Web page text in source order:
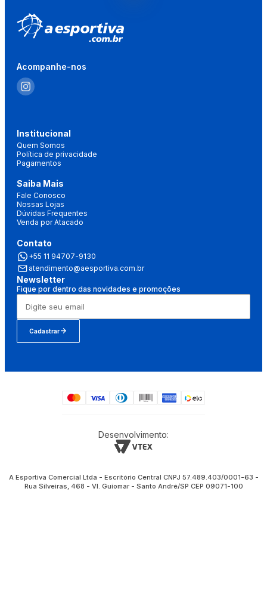
Acompanhe-nos
Institucional
Quem Somos
Política de privacidade
Pagamentos
Saiba Mais
Fale Conosco
Nossas Lojas
Dúvidas Frequentes
Venda por Atacado
Contato
+55 11 94707-9130
atendimento@aesportiva.com.br
Newsletter
Fique por dentro das novidades e promoções
Cadastrar
Desenvolvimento:
A Esportiva Comercial Ltda - Escritório Central CNPJ 57.489.403/0001-63 -
Rua Silveiras, 468 - Vl. Guiomar - Santo André/SP CEP 09071-100